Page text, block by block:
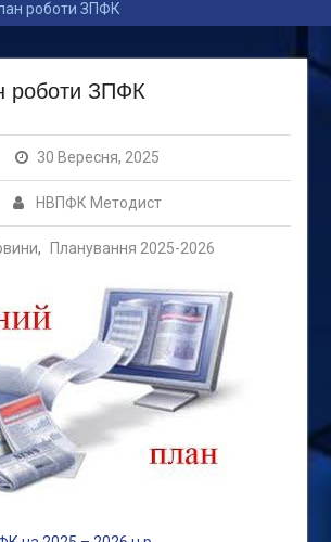
роботи ЗПФК
роботи ЗПФК
30 Вересня, 2025
НВПФК Методист
, Планування 2025-2026